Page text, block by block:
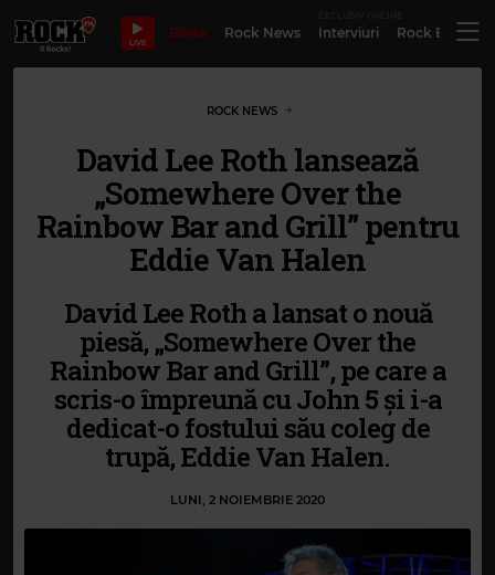
LIVE
Bilete Rock News Interviuri Rock
ROCK NEWS
David Lee Roth lansează
„Somewhere Over the
Rainbow Bar and Grill” pentru
Eddie Van Halen
David Lee Roth a lansat o nouă
piesă, „Somewhere Over the
Rainbow Bar and Grill”, pe care a
scris-o împreună cu John 5 și i-a
dedicat-o fostului său coleg de
trupă, Eddie Van Halen.
LUNI, 2 NOIEMBRIE 2020